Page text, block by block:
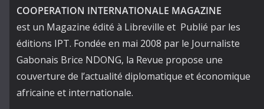
COOPERATION INTERNATIONALE MAGAZINE
est un Magazine édité à Libreville et Publié par les
éditions IPT. Fondée en mai 2008 par le Journaliste
Gabonais Brice NDONG, la Revue propose une
couverture de l’actualité diplomatique et économique
africaine et internationale.